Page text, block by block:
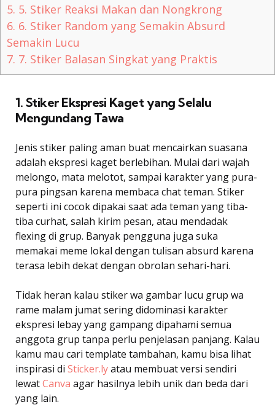
5. 5. Stiker Reaksi Makan dan Nongkrong
6. 6. Stiker Random yang Semakin Absurd
Semakin Lucu
7. 7. Stiker Balasan Singkat yang Praktis
1. Stiker Ekspresi Kaget yang Selalu
Mengundang Tawa
Jenis stiker paling aman buat mencairkan suasana
adalah ekspresi kaget berlebihan. Mulai dari wajah
melongo, mata melotot, sampai karakter yang pura-
pura pingsan karena membaca chat teman. Stiker
seperti ini cocok dipakai saat ada teman yang tiba-
tiba curhat, salah kirim pesan, atau mendadak
flexing di grup. Banyak pengguna juga suka
memakai meme lokal dengan tulisan absurd karena
terasa lebih dekat dengan obrolan sehari-hari.
Tidak heran kalau stiker wa gambar lucu grup wa
rame malam jumat sering didominasi karakter
ekspresi lebay yang gampang dipahami semua
anggota grup tanpa perlu penjelasan panjang. Kalau
kamu mau cari template tambahan, kamu bisa lihat
inspirasi di Sticker.lyatau membuat versi sendiri
lewatCanva agar hasilnya lebih unik dan beda dari
yang lain.